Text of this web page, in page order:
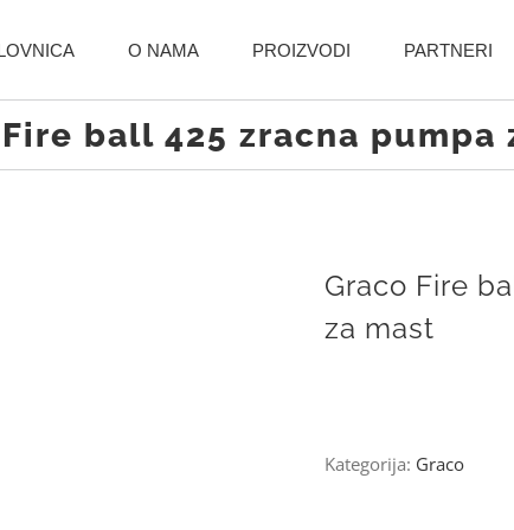
O NAMA PROIZVODI PARTNERI
ball 425 zracna pumpa
Graco Fire
za mast
Kategorija: Graco